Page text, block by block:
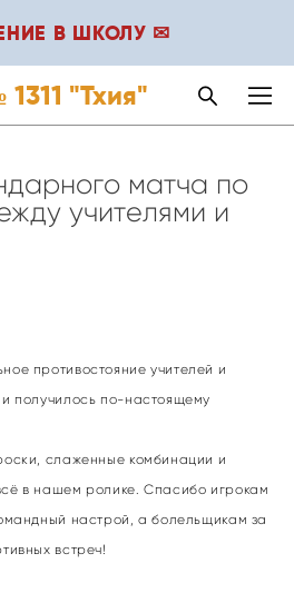
В ШКОЛУ ✉
"Тхия"
матча по
учителями и
противостояние учителей и
получилось по‑настоящему
слаженные комбинации и
в нашем ролике. Спасибо игрокам
настрой, а болельщикам за
встреч!